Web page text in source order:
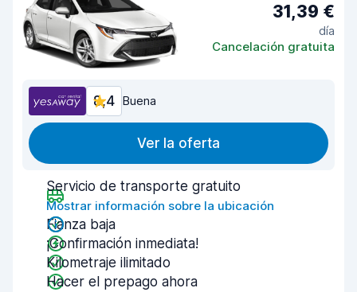
31,39 €
día
Cancelación gratuita
8,4 Buena
Ver la oferta
Servicio de transporte gratuito
Mostrar información sobre la ubicación
Fianza baja
¡Confirmación inmediata!
Kilometraje ilimitado
Hacer el prepago ahora